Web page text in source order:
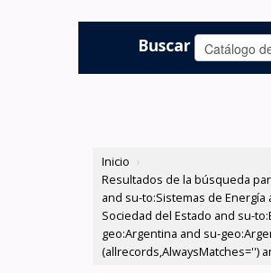
Buscar
Inicio ›
Resultados de la búsqueda
and su-to:Sistemas de Energía
Sociedad del Estado and su-
geo:Argentina and su-
(allrecords,AlwaysMatches='')